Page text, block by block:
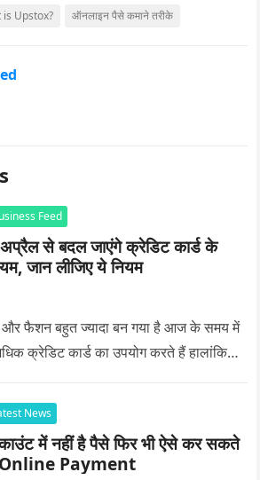
is Upstox? ऑनलाइन पैसे कमाने तरीके
Feed
से बदल जाएंगे क्रेडिट कार्ड के
जान लीजिए ये नियम
फैशन बहुत ज्यादा बन गया है आज के समय में
क्रेडिट कार्ड का उपयोग करते हैं हालांकि…
News
में नहीं है पैसे फिर भी ऐसे कर सकते
Payment